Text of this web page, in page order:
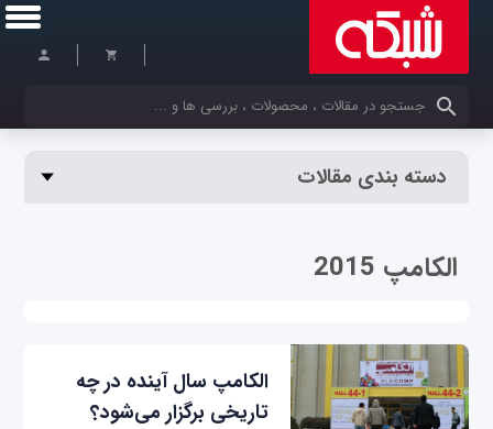
کلمات کلیدی خود را وارد کنید
دسته بندی مقالات
الکامپ 2015
الکامپ سال آینده در چه
تاریخی برگزار می‌شود؟